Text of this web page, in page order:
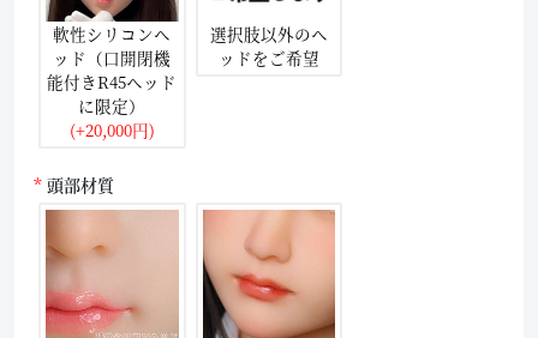
軟性シリコンヘ
ッド（口開閉機
能付きR45ヘッド
に限定）
(+20,000円)
選択肢以外のヘ
ッドをご希望
頭部材質